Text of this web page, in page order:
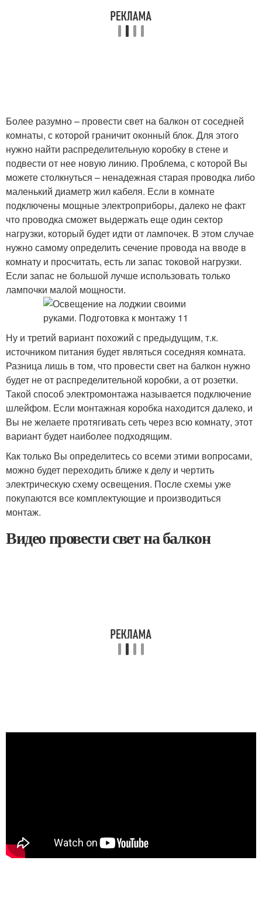
Более разумно – провести свет на балкон от соседней
комнаты, с которой граничит оконный блок. Для этого
нужно найти распределительную коробку в стене и
подвести от нее новую линию. Проблема, с которой Вы
можете столкнуться – ненадежная старая проводка либо
маленький диаметр жил кабеля. Если в комнате
подключены мощные электроприборы, далеко не факт
что проводка сможет выдержать еще один сектор
нагрузки, который будет идти от лампочек. В этом случае
нужно самому определить сечение провода на вводе в
комнату и просчитать, есть ли запас токовой нагрузки.
Если запас не большой лучше использовать только
лампочки малой мощности.
Ну и третий вариант похожий с предыдущим, т.к.
источником питания будет являться соседняя комната.
Разница лишь в том, что провести свет на балкон нужно
будет не от распределительной коробки, а от розетки.
Такой способ электромонтажа называется подключение
шлейфом. Если монтажная коробка находится далеко, и
Вы не желаете протягивать сеть через всю комнату, этот
вариант будет наиболее подходящим.
Как только Вы определитесь со всеми этими вопросами,
можно будет переходить ближе к делу и чертить
электрическую схему освещения. После схемы уже
покупаются все комплектующие и производиться
монтаж.
Видео провести свет на балкон